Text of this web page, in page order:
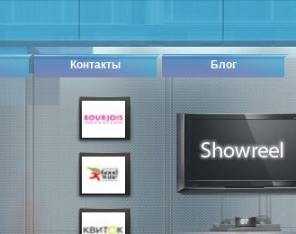
Контакты Блог